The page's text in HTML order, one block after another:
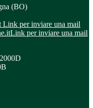
(BO)
Link per inviare una mail
Link per inviare una mail